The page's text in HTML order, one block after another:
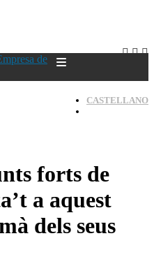
CASTELLANO
forts de
a aquest
dels seus